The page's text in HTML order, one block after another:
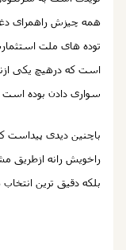
همه چیزش راهمرای
توده های ملت
است که درهیچ یکی
سواری دادن بوده است
باچنین دیدی پیداست
راخویش رانه ازطریق
بلکه دقیق ترین